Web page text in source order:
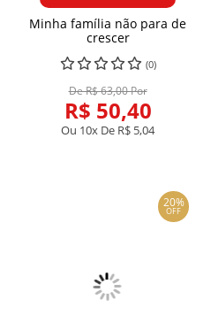
Minha família não para de
crescer
(0)
De R$ 63,00 Por
R$ 50,40
Ou 10x De R$ 5,04
20%
OFF